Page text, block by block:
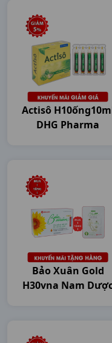
Actisô
DHG Pharma
Bảo Xuân Gold
H30vna Nam